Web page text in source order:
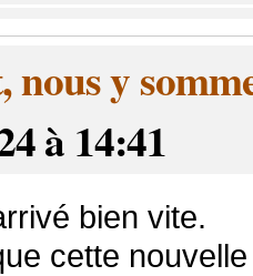
nous y
à 14:41
bien vite.
cette